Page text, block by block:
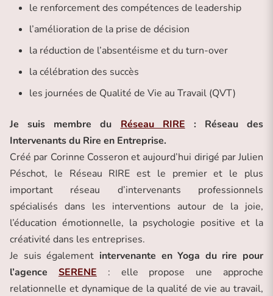
le renforcement des compétences de leadership
l’amélioration de la prise de décision
la réduction de l’absentéisme et du turn-over
la célébration des succès
les journées de Qualité de Vie au Travail (QVT)
Je suis membre du Réseau RIRE : Réseau des
Intervenants du Rire en Entreprise.
Créé par Corinne Cosseron et aujourd’hui dirigé par Julien
Péschot, le Réseau RIRE est le premier et le plus
important réseau d’intervenants professionnels
spécialisés dans les interventions autour de la joie,
l’éducation émotionnelle, la psychologie positive et la
créativité dans les entreprises.
Je suis également intervenante en Yoga du rire pour
l’agence SERENE
: elle propose une approche
relationnelle et dynamique de la qualité de vie au travail,